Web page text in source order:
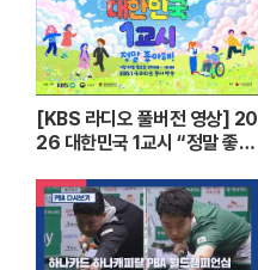
[KBS 라디오 풀버전 영상] 20
26 대한민국 1교시 “정말 좋아